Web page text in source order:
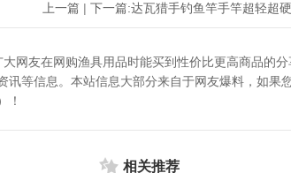
上一篇 | 下一篇:
网友在网购渔具用品时能买到性价比更高商品的
讯等信息。本站信息大部分来自于网友爆料，如果
！
相关推荐